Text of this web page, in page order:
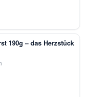
190g – das Herzstück